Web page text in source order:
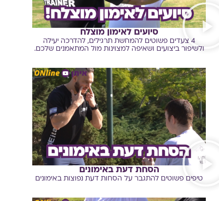
סיועים לאימון מוצלח
4 צעדים פשוטים להמחשת תרגילים, להדרכה יעילה
ולשיפור ביצועים ושאיפה למצוינות מול המתאמנים שלכם.
הסחת דעת באימונים
טיפים פשוטים להתגבר על הסחות דעת נפוצות באימונים